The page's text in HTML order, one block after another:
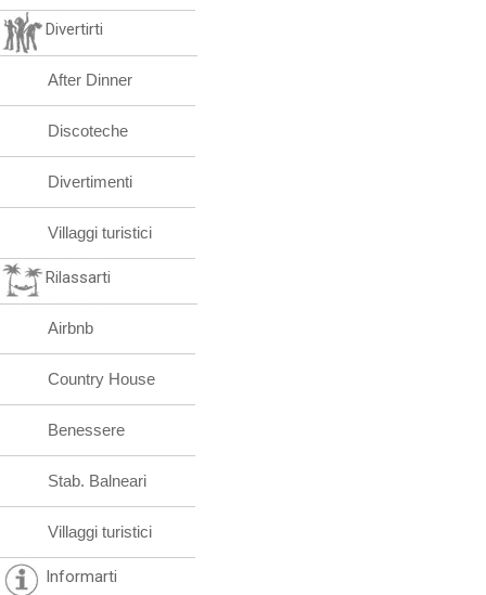
Divertirti
After Dinner
Discoteche
Divertimenti
Villaggi turistici
Rilassarti
Airbnb
Country House
Benessere
Stab. Balneari
Villaggi turistici
Informarti